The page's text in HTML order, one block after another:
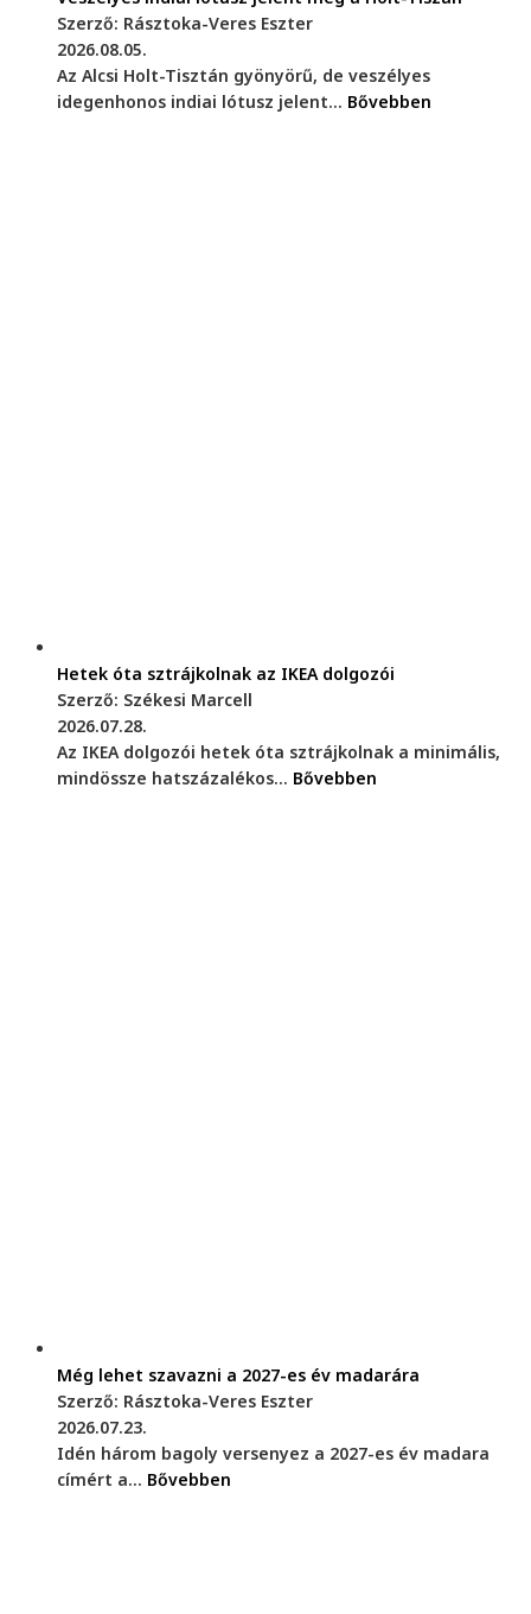
Szerző: Rásztoka-Veres Eszter
2026.08.05.
Az Alcsi Holt-Tisztán gyönyörű, de veszélyes
idegenhonos indiai lótusz jelent... Bővebben
Hetek óta sztrájkolnak az IKEA dolgozói
Szerző: Székesi Marcell
2026.07.28.
Az IKEA dolgozói hetek óta sztrájkolnak a minimális,
mindössze hatszázalékos... Bővebben
Még lehet szavazni a 2027-es év madarára
Szerző: Rásztoka-Veres Eszter
2026.07.23.
Idén három bagoly versenyez a 2027-es év madara
címért a... Bővebben